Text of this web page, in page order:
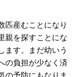
匹産むことになり
親を探すことにな
ます。まだ幼いう
の負担が少なく済